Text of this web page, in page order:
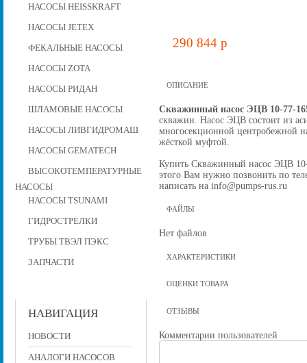
НАСОСЫ HEISSKRAFT
НАСОСЫ JETEX
ФЕКАЛЬНЫЕ НАСОСЫ
НАСОСЫ ZOTA
НАСОСЫ РИДАН
ШЛАМОВЫЕ НАСОСЫ
НАСОСЫ ЛИВГИДРОМАШ
НАСОСЫ GEMATECH
ВЫСОКОТЕМПЕРАТУРНЫЕ
НАСОСЫ
НАСОСЫ TSUNAMI
ГИДРОСТРЕЛКИ
ТРУБЫ ТВЭЛ ПЭКС
ЗАПЧАСТИ
НАВИГАЦИЯ
НОВОСТИ
АНАЛОГИ НАСОСОВ
290 844 p
ОПИСАНИЕ
Скважинный насос ЭЦВ 10-77-
скважин. Насос ЭЦВ состоит из
многосекционной центробежной
жёсткой муфтой.
Купить Скважинный насос ЭЦВ
этого Вам нужно позвонить по
написать на info@pumps-rus.ru
ФАЙЛЫ
Нет файлов
ХАРАКТЕРИСТИКИ
ОЦЕНКИ ТОВАРА
ОТЗЫВЫ
Комментарии пользователей